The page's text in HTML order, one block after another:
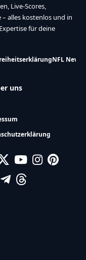
Live-Scores,
alles kostenlos und in
für deine
NFL News
uns